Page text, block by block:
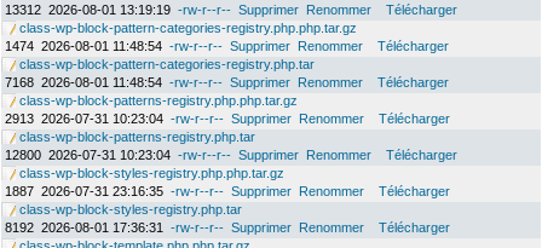
13312 2026-08-01 13:19:19 -rw-r--r-- Supprimer Renommer
Télécharger
class-wp-block-pattern-categories-registry.php.php.tar.gz
1474 2026-08-01 11:48:54 -rw-r--r-- Supprimer Renommer
Télécharger
class-wp-block-pattern-categories-registry.php.tar
7168 2026-08-01 11:48:54 -rw-r--r-- Supprimer Renommer
Télécharger
class-wp-block-patterns-registry.php.php.tar.gz
2913 2026-07-31 10:23:04 -rw-r--r-- Supprimer Renommer
Télécharger
class-wp-block-patterns-registry.php.tar
12800 2026-07-31 10:23:04 -rw-r--r-- Supprimer Renommer
Télécharger
class-wp-block-styles-registry.php.php.tar.gz
1887 2026-07-31 23:16:35 -rw-r--r-- Supprimer Renommer
Télécharger
class-wp-block-styles-registry.php.tar
8192 2026-08-01 17:36:31 -rw-r--r-- Supprimer Renommer
Télécharger